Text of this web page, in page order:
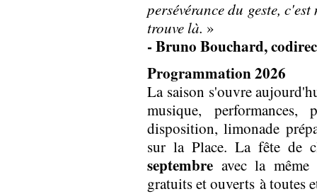
persévérance du geste,
trouve là. »
- Bruno Bouchard,
Programmation 2026
La saison s'ouvre
musique,
disposition, limonade
sur la Place. La fête de
septembre avec la
gratuits et ouverts à toutes